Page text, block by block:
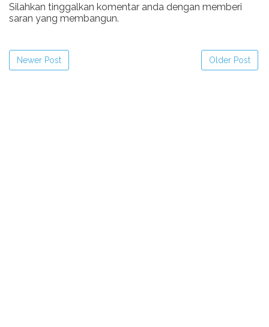
Silahkan tinggalkan komentar anda dengan memberi
saran yang membangun.
Newer Post Older Post